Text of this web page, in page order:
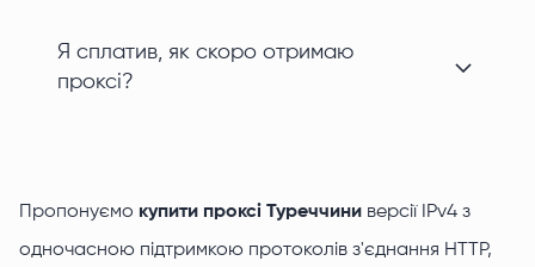
Я сплатив, як скоро отримаю
проксі?
Пропонуємо купити проксі Туреччини версії IPv4 з
одночасною підтримкою протоколів з'єднання HTTP,